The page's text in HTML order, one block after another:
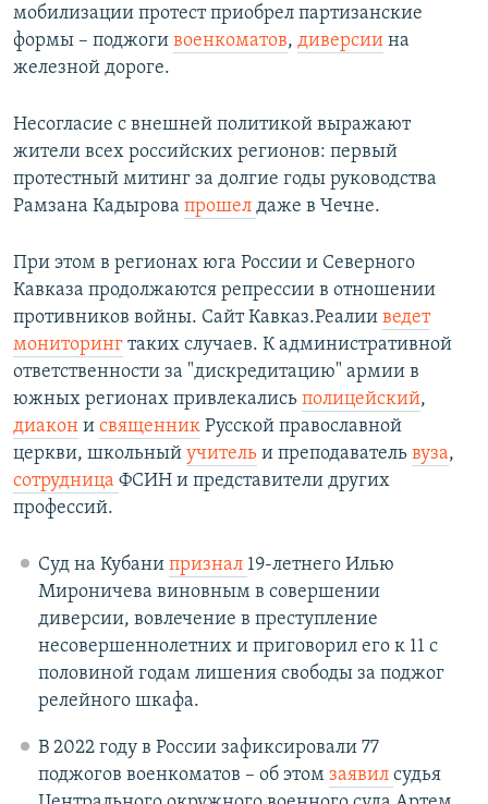
мобилизации протест приобрел партизанские
формы – поджоги военкоматов, диверсии на
железной дороге.
Несогласие с внешней политикой выражают
жители всех российских регионов: первый
протестный митинг за долгие годы руководства
Рамзана Кадырова прошел даже в Чечне.
При этом в регионах юга России и Северного
Кавказа продолжаются репрессии в отношении
противников войны. Сайт Кавказ.Реалии ведет
мониторинг таких случаев. К административной
ответственности за "дискредитацию" армии в
южных регионах привлекались полицейский,
диакон и священник Русской православной
церкви, школьный учитель и преподаватель вуза,
сотрудница ФСИН и представители других
профессий.
Суд на Кубани признал 19-летнего Илью
Мироничева виновным в совершении
диверсии, вовлечение в преступление
несовершеннолетних и приговорил его к 11 с
половиной годам лишения свободы за поджог
релейного шкафа.
В 2022 году в России зафиксировали 77
поджогов военкоматов – об этом заявил судья